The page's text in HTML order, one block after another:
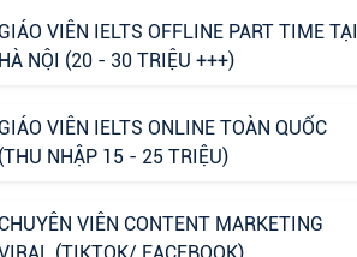
GIÁO VIÊN IELTS OFFLINE PART TIME TẠI
HÀ NỘI (20 - 30 TRIỆU +++)
GIÁO VIÊN IELTS ONLINE TOÀN QUỐC
(THU NHẬP 15 - 25 TRIỆU)
CHUYÊN VIÊN CONTENT MARKETING